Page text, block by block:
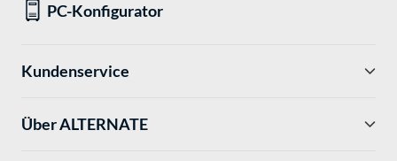
PC-Konfigurator
Kundenservice
Über ALTERNATE